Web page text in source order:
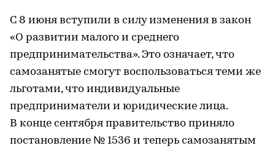
С 8 июня вступили в силу изменения в закон
«О развитии малого и среднего
предпринимательства». Это означает, что
самозанятые смогут воспользоваться теми же
льготами, что индивидуальные
предприниматели и юридические лица.
В конце сентября правительство приняло
постановление № 1536 и теперь самозанятым